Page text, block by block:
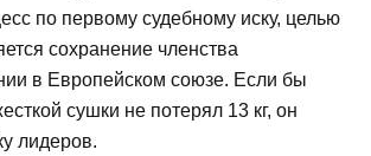
по первому судебному иску, целью
сохранение членства
в Европейском союзе. Если бы
сушки не потерял 13 кг, он
лидеров.